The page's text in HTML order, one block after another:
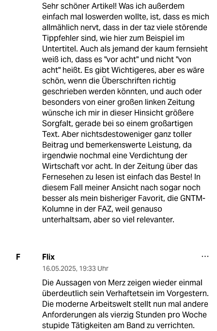
Sehr schöner Artikel! Was ich außerdem
einfach mal loswerden wollte, ist, dass es mich
allmählich nervt, dass in der taz viele störende
Tippfehler sind, wie hier zum Beispiel im
Untertitel. Auch als jemand der kaum fernsieht
weiß ich, dass es "vor acht" und nicht "von
acht" heißt. Es gibt Wichtigeres, aber es wäre
schön, wenn die Überschriften richtig
geschrieben werden könnten, und auch oder
besonders von einer großen linken Zeitung
wünsche ich mir in dieser Hinsicht größere
Sorgfalt, gerade bei so einem großartigen
Text. Aber nichtsdestoweniger ganz toller
Beitrag und bemerkenswerte Leistung, da
irgendwie nochmal eine Verdichtung der
Wirtschaft vor acht. In der Zeitung über das
Fernesehen zu lesen ist einfach das Beste! In
diesem Fall meiner Ansicht nach sogar noch
besser als mein bisheriger Favorit, die GNTM-
Kolumne in der FAZ, weil genauso
unterhaltsam, aber so viel relevanter.
F Flix
16.05.2025, 19:33 Uhr
Die Aussagen von Merz zeigen wieder einmal
überdeutlich sein Verhaftetsein im Vorgestern.
Die moderne Arbeitswelt stellt nun mal andere
Anforderungen als vierzig Stunden pro Woche
stupide Tätigkeiten am Band zu verrichten.